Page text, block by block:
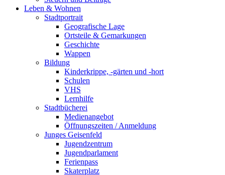
Leben & Wohnen
Stadtportrait
Geografische Lage
Ortsteile & Gemarkungen
Geschichte
Wappen
Bildung
Kinderkrippe, -gärten und -hort
Schulen
VHS
Lernhilfe
Stadtbücherei
Medienangebot
Öffnungszeiten / Anmeldung
Junges Geisenfeld
Jugendzentrum
Jugendparlament
Ferienpass
Skaterplatz